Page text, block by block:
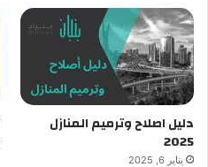
دليل اصلاح وترميم المنازل
2025
يناير 6, 2025